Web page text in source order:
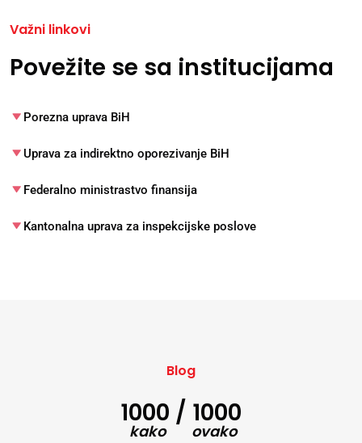
Važni linkovi
Povežite se sa institucijama
Porezna uprava BiH
Uprava za indirektno oporezivanje BiH
Federalno ministrastvo finansija
Kantonalna uprava za inspekcijske poslove
Blog
1000 / 1000
kako ovako